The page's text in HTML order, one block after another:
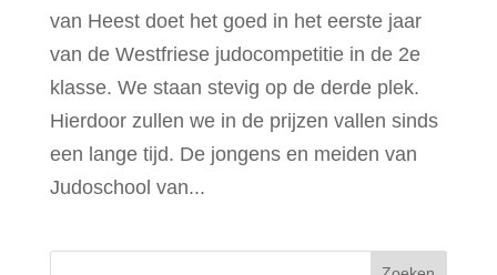
van Heest doet het goed in het eerste jaar
van de Westfriese judocompetitie in de 2e
klasse. We staan stevig op de derde plek.
Hierdoor zullen we in de prijzen vallen sinds
een lange tijd. De jongens en meiden van
Judoschool van...